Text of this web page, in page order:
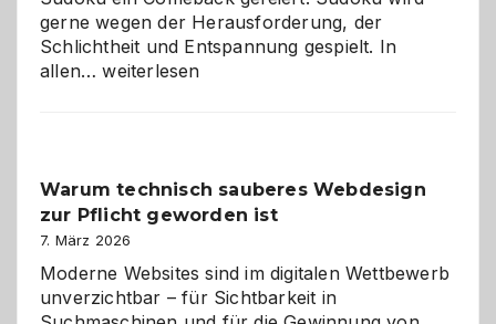
gerne wegen der Herausforderung, der
Schlichtheit und Entspannung gespielt. In
allen…Sudoku
den
Logikrätseln
weiterlesen
Warum technisch sauberes Webdesign
zur Pflicht geworden ist
7. März 2026
Moderne Websites sind im digitalen Wettbewerb
unverzichtbar – für Sichtbarkeit in